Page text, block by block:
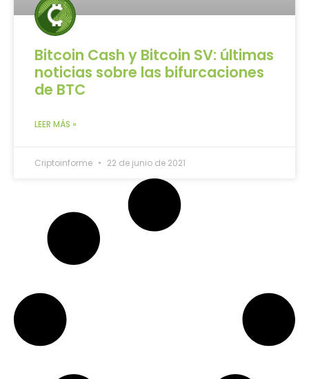
Bitcoin Cash y Bitcoin SV: últimas
noticias sobre las bifurcaciones
de BTC
LEER MÁS »
Criptoinforme 22 de junio de 2021